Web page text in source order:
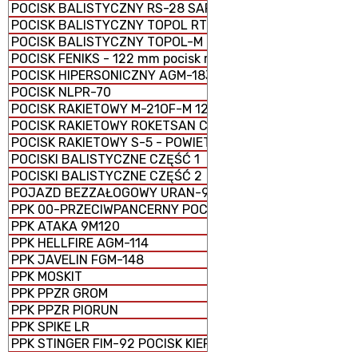
POCISK BALISTYCZNY RS-28 SARMAT
POCISK BALISTYCZNY TOPOL RT-2PM
POCISK BALISTYCZNY TOPOL-M RS-12M1
POCISK FENIKS - 122 mm pocisk rakietowy M-21 FHD
POCISK HIPERSONICZNY AGM-183 ARRW
POCISK NLPR-70
POCISK RAKIETOWY M-21OF-M 122 mm
POCISK RAKIETOWY ROKETSAN CIRIT KAL. 70 mm
POCISK RAKIETOWY S-5 - POWIETRZE-ZIEMIA
POCISKI BALISTYCZNE CZĘŚĆ 1
POCISKI BALISTYCZNE CZĘŚĆ 2
POJAZD BEZZAŁOGOWY URAN-9
PPK 00-PRZECIWPANCERNY POCISK KIEROWANY
PPK ATAKA 9M120
PPK HELLFIRE AGM-114
PPK JAVELIN FGM-148
PPK MOSKIT
PPK PPZR GROM
PPK PPZR PIORUN
PPK SPIKE LR
PPK STINGER FIM-92 POCISK KIEROWANY ZIEMIA-